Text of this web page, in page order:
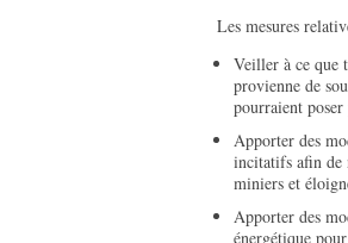
Les mesures
Veiller à ce que
provienne de
pourraient
Apporter des
incitatifs afin de
miniers et
Apporter des
énergétique